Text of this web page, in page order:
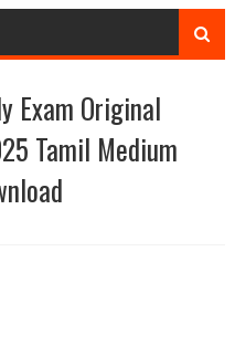
Exam Original
Tamil Medium